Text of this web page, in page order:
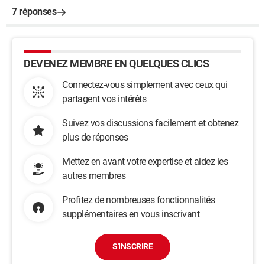
7 réponses
DEVENEZ MEMBRE EN QUELQUES CLICS
Connectez-vous simplement avec ceux qui
partagent vos intérêts
Suivez vos discussions facilement et obtenez
plus de réponses
Mettez en avant votre expertise et aidez les
autres membres
Profitez de nombreuses fonctionnalités
supplémentaires en vous inscrivant
S'INSCRIRE